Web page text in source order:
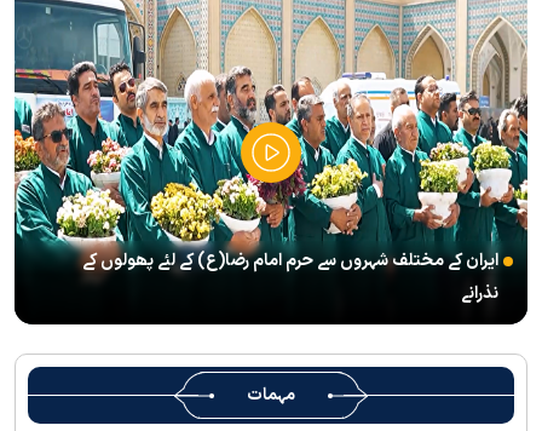
’’قائد الامۃ‘‘ کے عنوان سے لائیو ٹی وی پروگرام
رہبرشہید کے سوگواروں کے لئے کرامت رضوی فاؤنڈیشن کی جانب سے
پذیرائي کا وسیع انتظام
(( آقای شہید ایران )) نامی چار جلدوں پر مشتمل کتاب منظرعام پر
آگئی
شہید رہبر(رح) ایک قرآنی نابغہ اور قرآنی احکامات پرعمل کرنے والی
شخصیت تھے؛ استاد پناہی
رہبرشہید کے وداع کے ا یام میں حرم مطہر رضوی بند نہيں ہوگا
رہبرشہید ( رحمت اللہ علیہ ) کی یاد میں رضوی کتابخانہ اور میوزیمز
میں تعزیتی جلسوں اور خصوصی پروگراموں کا انعقاد
روضہ منورہ امام رضا(ع) کے خدام ، سوگوار زائرین کو کھانے اور رہائش
کی خدمات فراہم کرنے کے لئے تیار ہیں
ایران کے مختلف شہروں سے حرم امام رضا(ع) کے لئے پھولوں کے
نذرانے
مہمات